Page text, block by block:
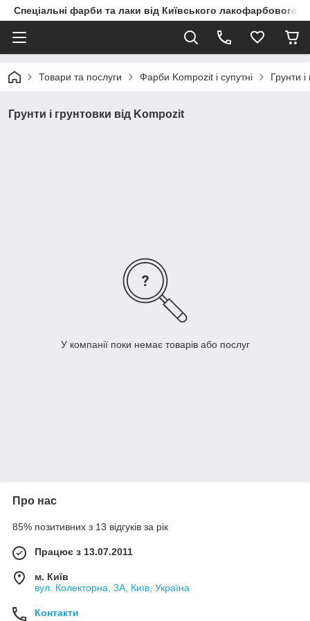
Спеціальні фарби та лаки від Київського
Товари та послуги Фарби Kompozit і супутні Грунти
Грунти і грунтовки від Kompozit
У компанії поки немає товарів або послуг
Про нас
85% позитивних з 13 відгуків за рік
Працює з 13.07.2011
м. Київ
вул. Колекторна, 3А, Київ, Україна
Контакти